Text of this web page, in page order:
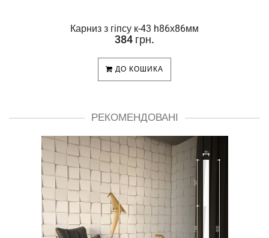
Карниз з гіпсу к-43 h86х86мм
384 грн.
ДО КОШИКА
РЕКОМЕНДОВАНІ